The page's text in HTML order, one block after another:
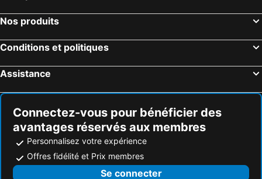
Nos produits
Conditions et politiques
Assistance
Connectez-vous pour bénéficier des
avantages réservés aux membres
Personnalisez votre expérience
Offres fidélité et Prix membres
Se connecter